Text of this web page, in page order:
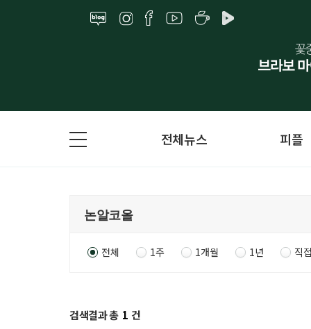
전체뉴스 피플
전체 1주 1개월 1년 직
검색결과 총 1 건